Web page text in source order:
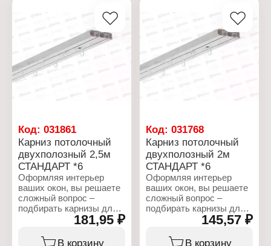
Код: 031861
Карниз потолочный
двухполозный 2,5м
СТАНДАРТ *6
Оформляя интерьер
ваших окон, вы решаете
сложный вопрос –
подбирать карнизы для
штор или шторы под
карнизы? Послушайте
дельный совет –
181,95 ₽
В корзину
Код:031768
Карниз потолочный
двухполозный 2м
СТАНДАРТ *6
Оформляя интерьер
ваших окон, вы решаете
сложный вопрос –
подбирать карнизы для
штор или шторы под
карнизы? Послушайте
дельный совет –
145,57 ₽
В корзину